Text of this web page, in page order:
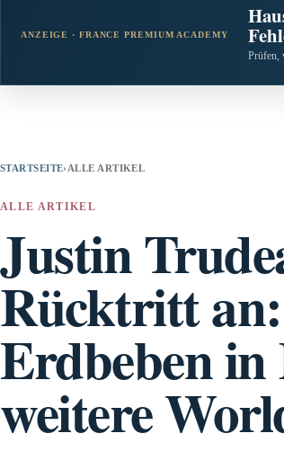
ANZEIGE · FRANCE PREMIUM ACADEMY
Prüfen,
STARTSEITE› ALLE ARTIKEL
ALLE ARTIKEL
Justin
Rücktritt
Erdbeben
weitere